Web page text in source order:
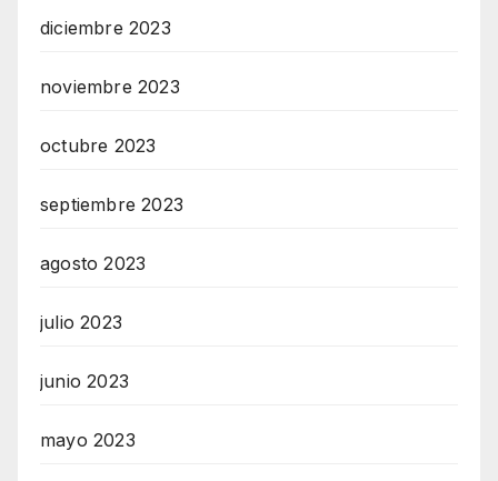
diciembre 2023
noviembre 2023
octubre 2023
septiembre 2023
agosto 2023
julio 2023
junio 2023
mayo 2023